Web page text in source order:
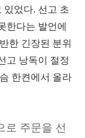
있었다. 선고 초
한다는 발언에
한 긴장된 분위
고 낭독이 절정
한켠에서 올라
로 주문을 선